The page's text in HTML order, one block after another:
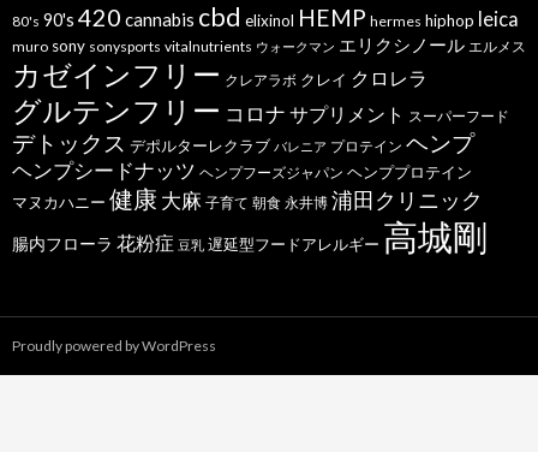
80's 90's 420 cannabis cbd elixinol HEMP hermes hiphop leica
muro sony sonysports vitalnutrients ウォークマン エリクシノール エルメス
カゼインフリー クレアラボ クレイ クロレラ
グルテンフリー コロナ サプリメント スーパーフード
デトックス デポルターレクラブ バレニア プロテイン ヘンプ
ヘンプシードナッツ ヘンプフーズジャパン ヘンププロテイン
マヌカハニー 健康 大麻 子育て 朝食 永井博 浦田クリニック
腸内フローラ 花粉症 豆乳 遅延型フードアレルギー 高城剛
Proudly powered by WordPress